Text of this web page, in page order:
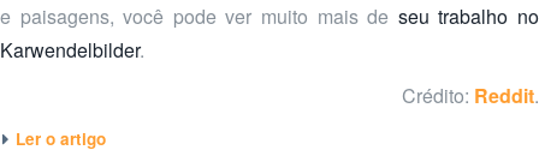
e paisagens, você pode ver muito mais de seu trabalho no
Karwendelbilder.
Crédito: Reddit.
Ler o artigo